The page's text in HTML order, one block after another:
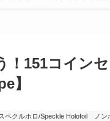
！151コイン
】
ペクルホロ/Speckle Holofoil ノ